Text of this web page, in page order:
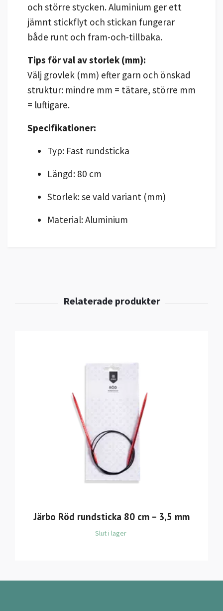
och större stycken. Aluminium ger ett
jämnt stickflyt och stickan fungerar
både runt och fram-och-tillbaka.
Tips för val av storlek (mm):
Välj grovlek (mm) efter garn och önskad
struktur: mindre mm = tätare, större mm
= luftigare.
Specifikationer:
Typ: Fast rundsticka
Längd: 80 cm
Storlek: se vald variant (mm)
Material: Aluminium
Järbo Röd rundsticka 80 cm – 3,5 mm
Slut i lager